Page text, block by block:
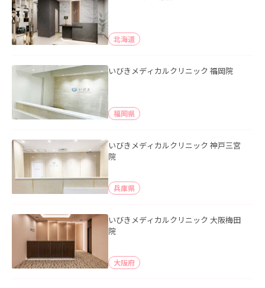
北海道
いびきメディカルクリニック 福岡院
福岡県
いびきメディカルクリニック 神戸三宮
院
兵庫県
いびきメディカルクリニック 大阪梅田
院
大阪府